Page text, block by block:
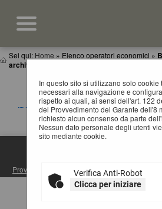
Sei qui: Home » Elenco operatori economici »
archiviati
In questo sito si utilizzano solo cookie
necessari alla navigazione e
rispetto ai quali, ai sensi dell'art. 122
del Provvedimento del Garante dell'8
richiesto alcun consenso da parte
Nessun dato personale degli utenti
sito mediante cookie.
Verifica Anti-Robot
Clicca per iniziare
BANDI E AVVISI
ELENCHI OPERATORI
La ricerca ha restituito 0
Provincia di Matera| Via Ridola, 60 - 75100
Certificata | Centralino: +39